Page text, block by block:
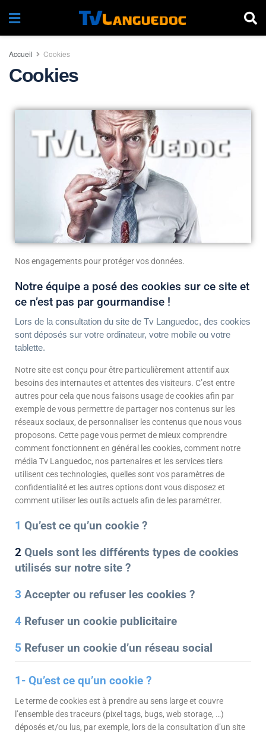
Accueil Cookies
Cookies
Nos engagements pour protéger vos données.
Notre équipe a posé des cookies sur ce site et
ce n’est pas par gourmandise !
Lors de la consultation du site de Tv Languedoc, des cookies
sont déposés sur votre ordinateur, votre mobile ou votre
tablette.
Notre site est conçu pour être particulièrement attentif aux
besoins des internautes et attentes des visiteurs. C’est entre
autres pour cela que nous faisons usage de cookies afin par
exemple de vous permettre de partager nos contenus sur les
réseaux sociaux, de personnaliser les contenus que nous vous
proposons. Cette page vous permet de mieux comprendre
comment fonctionnent en général les cookies, comment notre
média Tv Languedoc, nos partenaires et les services tiers
utilisent ces technologies, quelles sont vos paramètres de
confidentialité et les autres options dont vous disposez et
comment utiliser les outils actuels afin de les paramétrer.
1 Qu’est ce qu’un cookie ?
2 Quels sont les différents types de cookies
utilisés sur notre site ?
3 Accepter ou refuser les cookies ?
4 Refuser un cookie publicitaire
5 Refuser un cookie d’un réseau social
1- Qu’est ce qu’un cookie ?
Le terme de cookies est à prendre au sens large et couvre
l’ensemble des traceurs (pixel tags, bugs, web storage, …)
déposés et/ou lus, par exemple, lors de la consultation d’un site